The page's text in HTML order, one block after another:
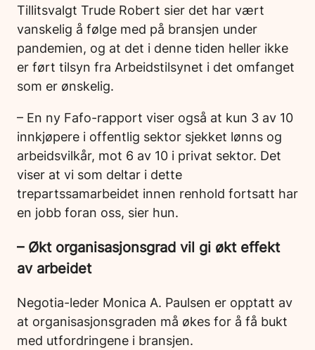
Tillitsvalgt Trude Robert sier det har vært
vanskelig å følge med på bransjen under
pandemien, og at det i denne tiden heller ikke
er ført tilsyn fra Arbeidstilsynet i det omfanget
som er ønskelig.
– En ny Fafo-rapport viser også at kun 3 av 10
innkjøpere i offentlig sektor sjekket lønns og
arbeidsvilkår, mot 6 av 10 i privat sektor. Det
viser at vi som deltar i dette
trepartssamarbeidet innen renhold fortsatt har
en jobb foran oss, sier hun.
– Økt organisasjonsgrad vil gi økt effekt
av arbeidet
Negotia-leder Monica A. Paulsen er opptatt av
at organisasjonsgraden må økes for å få bukt
med utfordringene i bransjen.